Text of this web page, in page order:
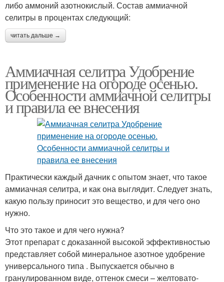
либо аммоний азотнокислый. Состав аммиачной
селитры в процентах следующий:
читать дальше →
Аммиачная селитра Удобрение
применение на огороде осенью.
Особенности аммиачной селитры
и правила ее внесения
Практически каждый дачник с опытом знает, что такое
аммиачная селитра, и как она выглядит. Следует знать,
какую пользу приносит это вещество, и для чего оно
нужно.
Что это такое и для чего нужна?
Этот препарат с доказанной высокой эффективностью
представляет собой минеральное азотное удобрение
универсального типа . Выпускается обычно в
гранулированном виде, оттенок смеси – желтовато-